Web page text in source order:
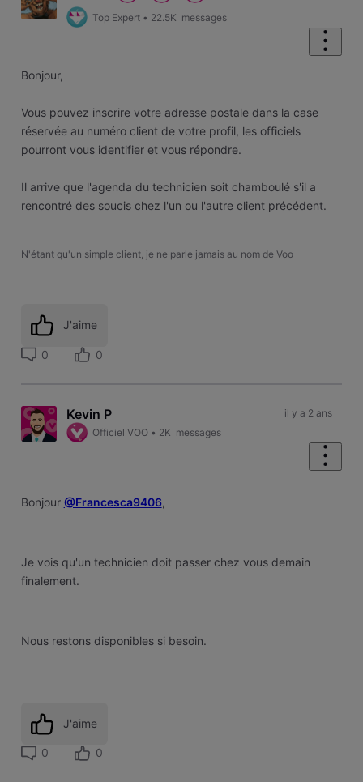
Top Expert • 22.5K messages
Bonjour,
Vous pouvez inscrire votre adresse postale dans la case
réservée au numéro client de votre profil, les officiels
pourront vous identifier et vous répondre.
Il arrive que l'agenda du technicien soit chamboulé s'il a
rencontré des soucis chez l'un ou l'autre client précédent.
N'étant qu'un simple client, je ne parle jamais au nom de Voo
J'aime
0 0
Kevin P
Officiel VOO • 2K messages
il y a 2 ans
Bonjour @Francesca9406,
Je vois qu'un technicien doit passer chez vous demain
finalement.
Nous restons disponibles si besoin.
J'aime
0 0